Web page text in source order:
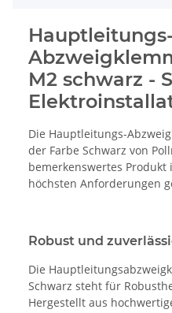
Hauptleitungs-
M2 schwarz -
Die Hauptleitungs-
der Farbe Schwarz von
bemerkenswertes
höchsten Anforderungen
Robust und
Die
Schwarz steht für
Hergestellt aus